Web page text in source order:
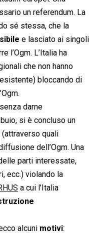
un referendum. La
sé stessa, che la
e lasciato ai singoli
l’Ogm. L’Italia ha
che non hanno
bloccando di
darne
si è concluso un
(attraverso quali
dell’Ogm. Una
parti interessate,
ecc.) violando la
a cui l’Italia
alcuni motivi: